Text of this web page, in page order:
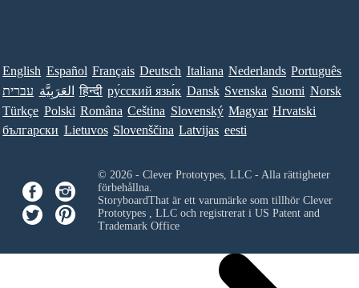
English Español Français Deutsch Italiana Nederlands Português
עברית العَرَبِيَّة हिन्दी ру́сский язы́к Dansk Svenska Suomi Norsk
Türkçe Polski Româna Ceština Slovenský Magyar Hrvatski
български Lietuvos Slovenščina Latvijas eesti
© 2026 - Clever Prototypes, LLC - Alla rättigheter
förbehållna.
StoryboardThat är ett varumärke som tillhör Clever
Prototypes , LLCoch registrerat i US Patent and
Trademark Office